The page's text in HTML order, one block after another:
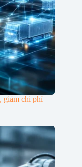
giảm chi phí